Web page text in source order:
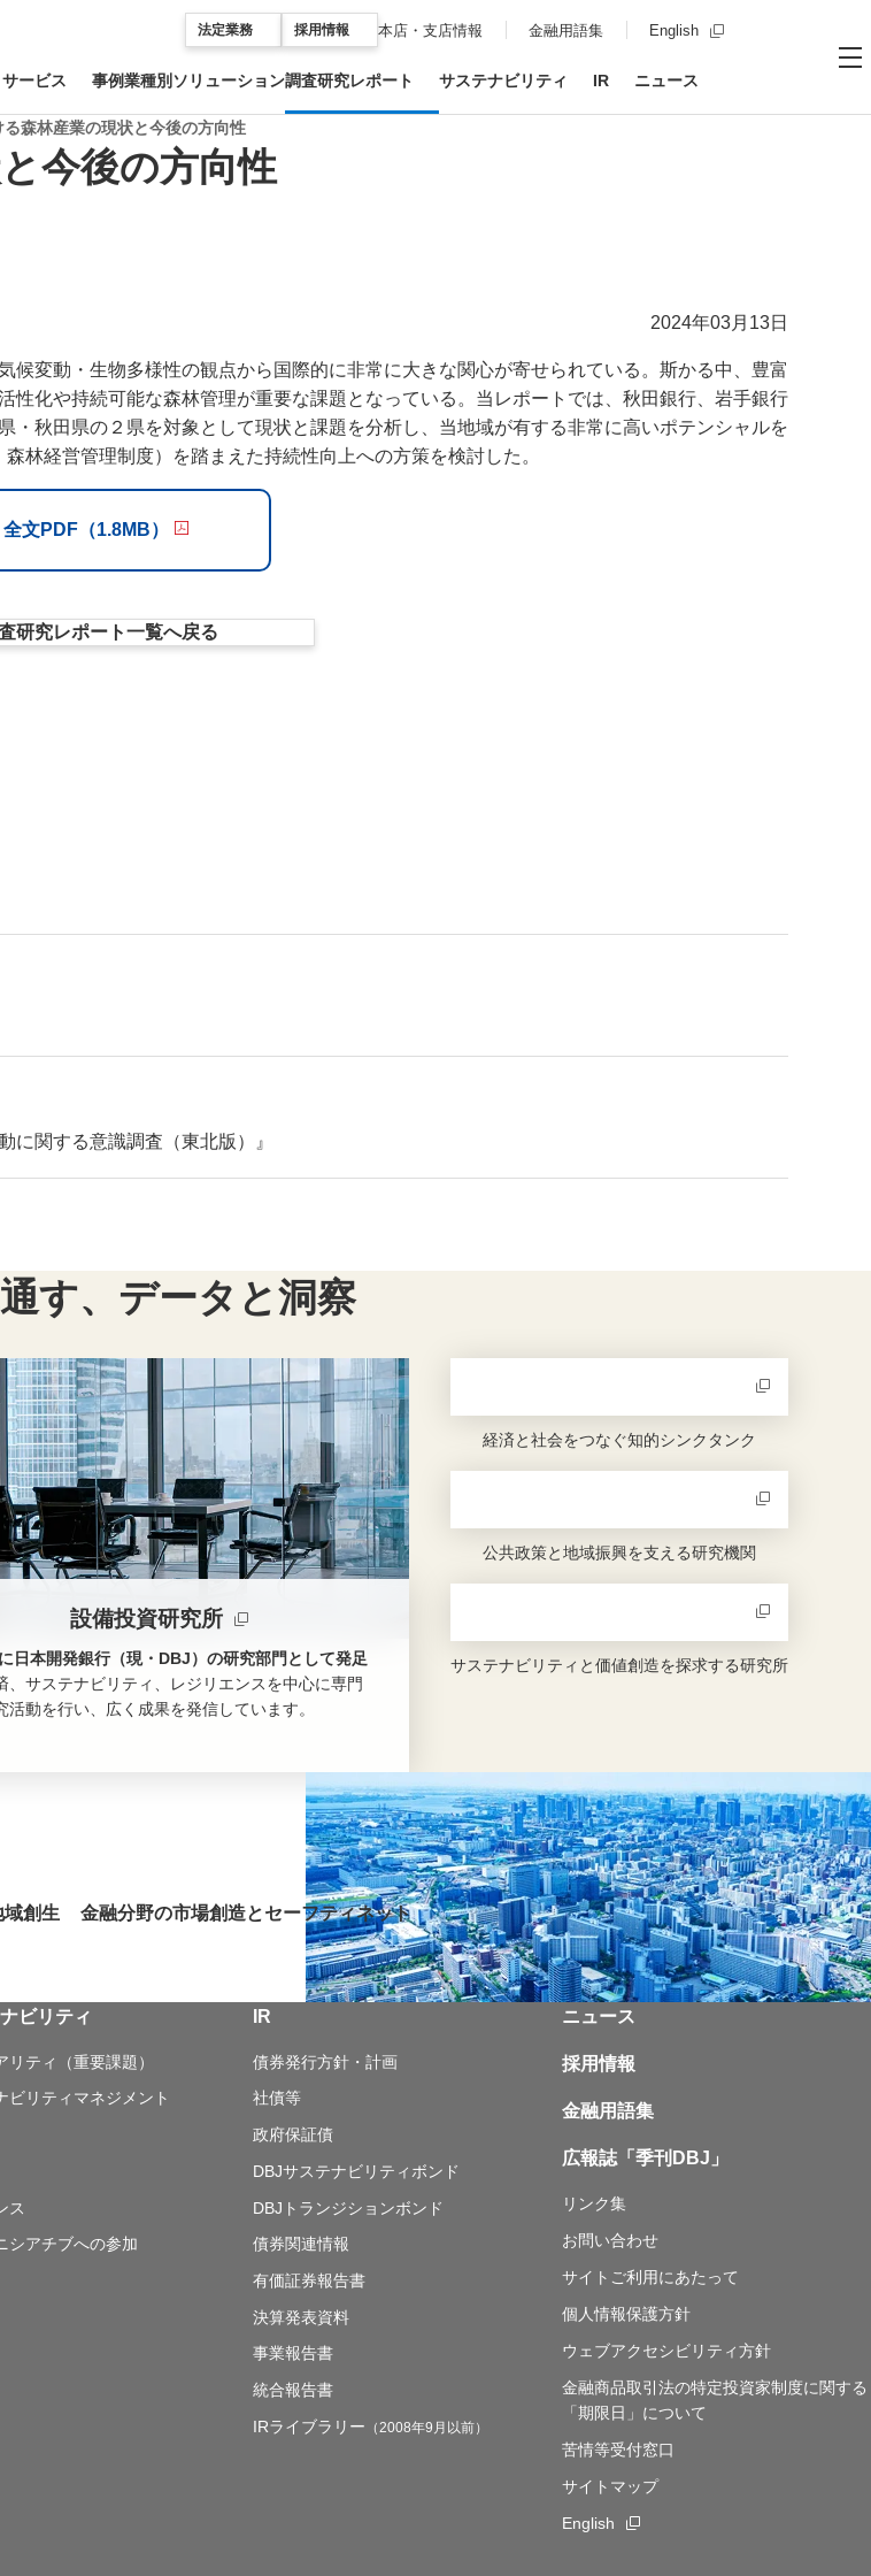
法定業務 採用情報 本店・支店情報 金融用語集 English 新規ウィンドウを開
サービス 事例業種別ソリューション調査研究レポート サステナビリティ IR ニュース
森林産業の現状と今後の方向性
今後の方向性
2024年03月13日
変動・生物多様性の観点から国際的に非常に大きな関心が寄せられている。斯かる中、豊富
化や持続可能な森林管理が重要な課題となっている。当レポートでは、秋田銀行、岩手銀行
秋田県の２県を対象として現状と課題を分析し、当地域が有する非常に高いポテンシャルを
林経営管理制度）を踏まえた持続性向上への方策を検討した。
全文PDF（1.8MB）
研究レポート一覧へ戻る
関する意識調査（東北版）』
す、 データと洞察
設備投資研究所
日本開発銀行（現・DBJ）の研究部門として発足
、サステナビリティ、レジリエンスを中心に専門
活動を行い、広く成果を発信しています。
新規ウィンドウを開きます
経済と社会をつなぐ知的シンクタンク
新規ウィンドウを開きます
公共政策と地域振興を支える研究機関
新規ウィンドウを開きます
サステナビリティと価値創造を探求する研究所
創生 金融分野の市場創造とセーフティネット
ビリティ
リティ（重要課題）
ビリティマネジメント
ス
シアチブへの参加
IR
債券発行方針・計画
社債等
政府保証債
DBJサステナビリティボンド
DBJトランジションボンド
債券関連情報
有価証券報告書
決算発表資料
事業報告書
統合報告書
IRライブラリー （2008年9月以前）
ニュース
採用情報
金融用語集
広報誌「季刊DBJ」
リンク集
お問い合わせ
サイトご利用にあたって
個人情報保護方針
ウェブアクセシビリティ方針
金融商品取引法の特定投資家制度に関する
「期限日」について
苦情等受付窓口
サイトマップ
English 新規ウィンドウを開きます